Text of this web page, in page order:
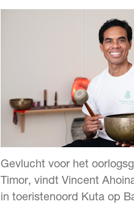
Gevlucht voor het
Timor, vindt Vincent
in toeristenoord Kuta op